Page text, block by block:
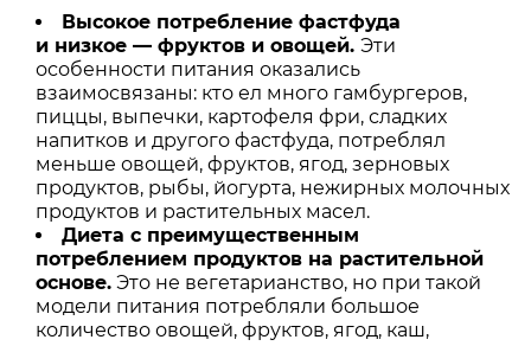
Высокое потребление фастфуда
и низкое—фруктов и овощей.Эти
особенности питания оказались
взаимосвязаны: кто ел много гамбургеров,
пиццы, выпечки, картофеля фри, сладких
напитков и другого фастфуда, потреблял
меньше овощей, фруктов, ягод, зерновых
продуктов, рыбы, йогурта, нежирных молочных
продуктов и растительных масел.
Диета с преимущественным
потреблением продуктов на растительной
основе. Это не вегетарианство, но при такой
модели питания потребляли большое
количество овощей, фруктов, ягод, каш,